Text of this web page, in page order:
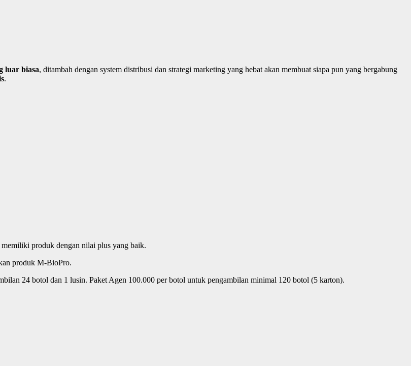
luar biasa, ditambah dengan system distribusi dan strategi marketing yang hebat akan membuat siapa pun yang bergabung
.
produk dengan nilai plus yang baik.
produk M-BioPro.
24 botol dan 1 lusin. Paket Agen 100.000 per botol untuk pengambilan minimal 120 botol (5 karton).